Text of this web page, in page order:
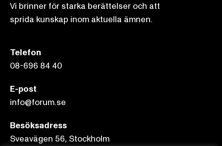
Vi brinner för starka berättelser och att
sprida kunskap inom aktuella ämnen.
Telefon
08-696 84 40
E-post
info@forum.se
Besöksadress
Sveavägen 56, Stockholm